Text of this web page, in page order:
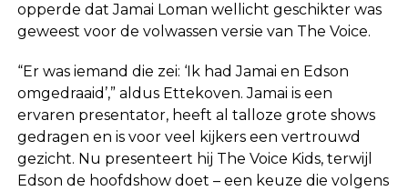
opperde dat Jamai Loman wellicht geschikter was
geweest voor de volwassen versie van The Voice.
“Er was iemand die zei: ‘Ik had Jamai en Edson
omgedraaid’,” aldus Ettekoven. Jamai is een
ervaren presentator, heeft al talloze grote shows
gedragen en is voor veel kijkers een vertrouwd
gezicht. Nu presenteert hij The Voice Kids, terwijl
Edson de hoofdshow doet – een keuze die volgens